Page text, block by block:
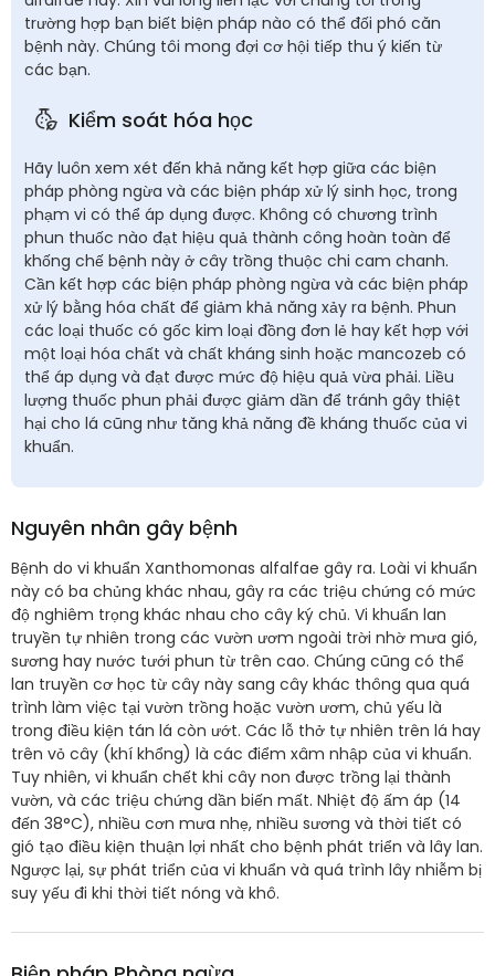
trường hợp bạn biết biện pháp nào có thể đối phó căn
bệnh này. Chúng tôi mong đợi cơ hội tiếp thu ý kiến từ
các bạn.
Kiểm soát hóa học
Hãy luôn xem xét đến khả năng kết hợp giữa các biện
pháp phòng ngừa và các biện pháp xử lý sinh học, trong
phạm vi có thể áp dụng được. Không có chương trình
phun thuốc nào đạt hiệu quả thành công hoàn toàn để
khống chế bệnh này ở cây trồng thuộc chi cam chanh.
Cần kết hợp các biện pháp phòng ngừa và các biện pháp
xử lý bằng hóa chất để giảm khả năng xảy ra bệnh. Phun
các loại thuốc có gốc kim loại đồng đơn lẻ hay kết hợp với
một loại hóa chất và chất kháng sinh hoặc mancozeb có
thể áp dụng và đạt được mức độ hiệu quả vừa phải. Liều
lượng thuốc phun phải được giảm dần để tránh gây thiệt
hại cho lá cũng như tăng khả năng đề kháng thuốc của vi
khuẩn.
Nguyên nhân gây bệnh
Bệnh do vi khuẩn Xanthomonas alfalfae gây ra. Loài vi khuẩn
này có ba chủng khác nhau, gây ra các triệu chứng có mức
độ nghiêm trọng khác nhau cho cây ký chủ. Vi khuẩn lan
truyền tự nhiên trong các vườn ươm ngoài trời nhờ mưa gió,
sương hay nước tưới phun từ trên cao. Chúng cũng có thể
lan truyền cơ học từ cây này sang cây khác thông qua quá
trình làm việc tại vườn trồng hoặc vườn ươm, chủ yếu là
trong điều kiện tán lá còn ướt. Các lỗ thở tự nhiên trên lá hay
trên vỏ cây (khí khổng) là các điểm xâm nhập của vi khuẩn.
Tuy nhiên, vi khuẩn chết khi cây non được trồng lại thành
vườn, và các triệu chứng dần biến mất. Nhiệt độ ấm áp (14
đến 38°C), nhiều cơn mưa nhẹ, nhiều sương và thời tiết có
gió tạo điều kiện thuận lợi nhất cho bệnh phát triển và lây lan.
Ngược lại, sự phát triển của vi khuẩn và quá trình lây nhiễm bị
suy yếu đi khi thời tiết nóng và khô.